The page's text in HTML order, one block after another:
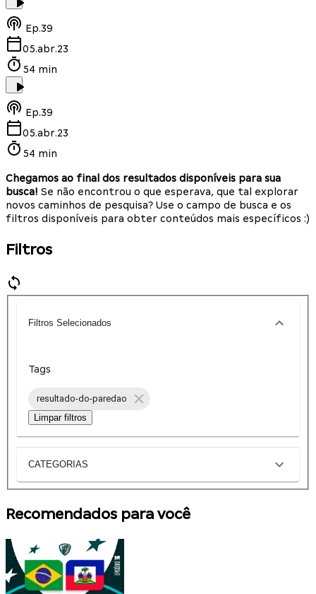
Ep.39
05.abr.23
54 min
Ep.39
05.abr.23
54 min
Chegamos ao final dos resultados disponíveis para sua
busca! Se não encontrou o que esperava, que tal explorar
novos caminhos de pesquisa? Use o campo de busca e os
filtros disponíveis para obter conteúdos mais específicos :)
Filtros
Filtros Selecionados
Tags
resultado-do-paredao
Limpar filtros
CATEGORIAS
Recomendados para você